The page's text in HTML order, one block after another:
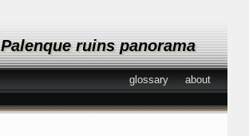
Palenque ruins panorama
about
glossary